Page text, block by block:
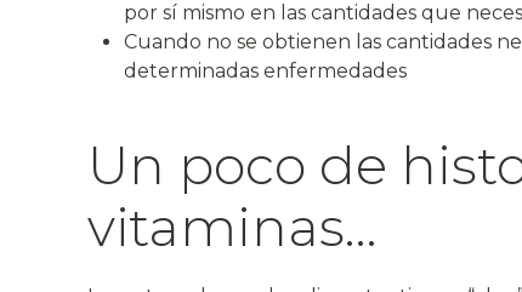
por sí mismo en las cantidades que
Cuando no se obtienen las cantidades
determinadas enfermedades
Un poco de
vitaminas…